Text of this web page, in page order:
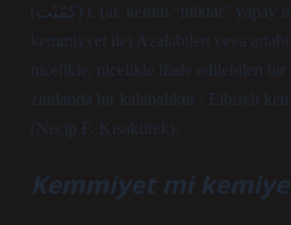
(ﻛﻤّﻴّﺖ) i. (ar. kemm “miktar” yapay mastar eki -iyyet ve
kemmiyyet ile) Azalabilen veya
nicelikle, nicelikle ifade edilebilen bir
zindanda bir kalabalıktır / Elbiseli
(Necip F. Kısakürek).
Kemmiyet mi